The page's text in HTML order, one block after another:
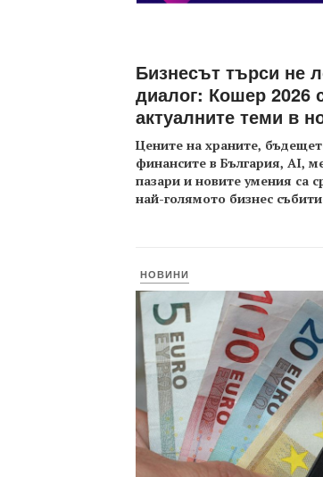
Бизнесът търси не
диалог: Кошер 2026
актуалните теми в
Цените на храните,
финансите в България, AI,
пазари и новите умения са
най-голямото бизнес
НОВИНИ